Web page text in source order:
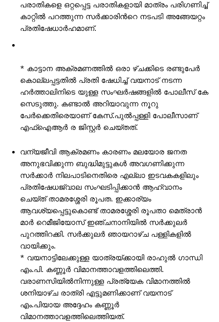
പരാതികളെ ഒറ്റപ്പെട്ട പരാതികളായി മാത്രം പരിഗണിച്ച്
കാറ്റിൽ പറത്തുന്ന സർക്കാരിൻറെ നടപടി അങ്ങേയറ്റം
പ്രതിഷേധാർഹമാണ്.
* കാട്ടാന അക്രമണത്തിൽ ഒരാ ഴ്ചക്കിടെ രണ്ടുപേർ
കൊല്ലപ്പട്ടതിൽ പ്രതി ഷേധിച്ച് വയനാട് നടന്ന
ഹർത്താലിനിടെ യുള്ള സംഘർഷങ്ങളിൽ പോലീസ് കേ
സെടുത്തു. കണ്ടാൽ അറിയാവുന്ന നൂറു
പേർക്കെതിരെയാണ് കേസ്.പുൽപ്പള്ളി പോലീസാണ്
എഫ്ഐആർ ര ജിസ്റ്റർ ചെയ്തത്.
വന്യജീവി ആക്രമണം കാരണം മലയോര ജനത
അനുഭവിക്കുന്ന ബുദ്ധിമുട്ടുകള്‍ അവഗണിക്കുന്ന
സര്‍ക്കാര്‍ നിലപാടിനെതിരെ എല്ലാ ഇടവകകളിലും
പ്രതിഷേധജ്വാല സംഘടിപ്പിക്കാന്‍ ആഹ്വാനം
ചെയ്ത് താമരശ്ശേരി രൂപത. ഇക്കാര്യം
ആവശ്യപ്പെട്ടുകൊണ്ട് താമരശ്ശേരി രൂപതാ മെത്രാന്‍
മാര്‍ റെമീജിയോസ് ഇഞ്ചനാനിയില്‍ സര്‍ക്കുലര്‍
പുറത്തിറക്കി. സര്‍ക്കുലര്‍ ഞായറാഴ്ച പള്ളികളില്‍
വായിക്കും.
* വയനാട്ടിലേക്കുള്ള യാത്രയ്ക്കായി രാഹുല്‍ ഗാന്ധി
എം.പി. കണ്ണൂര്‍ വിമാനത്താവളത്തിലെത്തി.
വരാണസിയില്‍നിന്നുള്ള പ്രത്യേക വിമാനത്തില്‍
ശനിയാഴ്ച രാത്രി എട്ടുമണിക്കാണ് വയനാട്
എം.പിയായ അദ്ദേഹം കണ്ണൂര്‍
വിമാനത്താവളത്തിലെത്തിയത്.